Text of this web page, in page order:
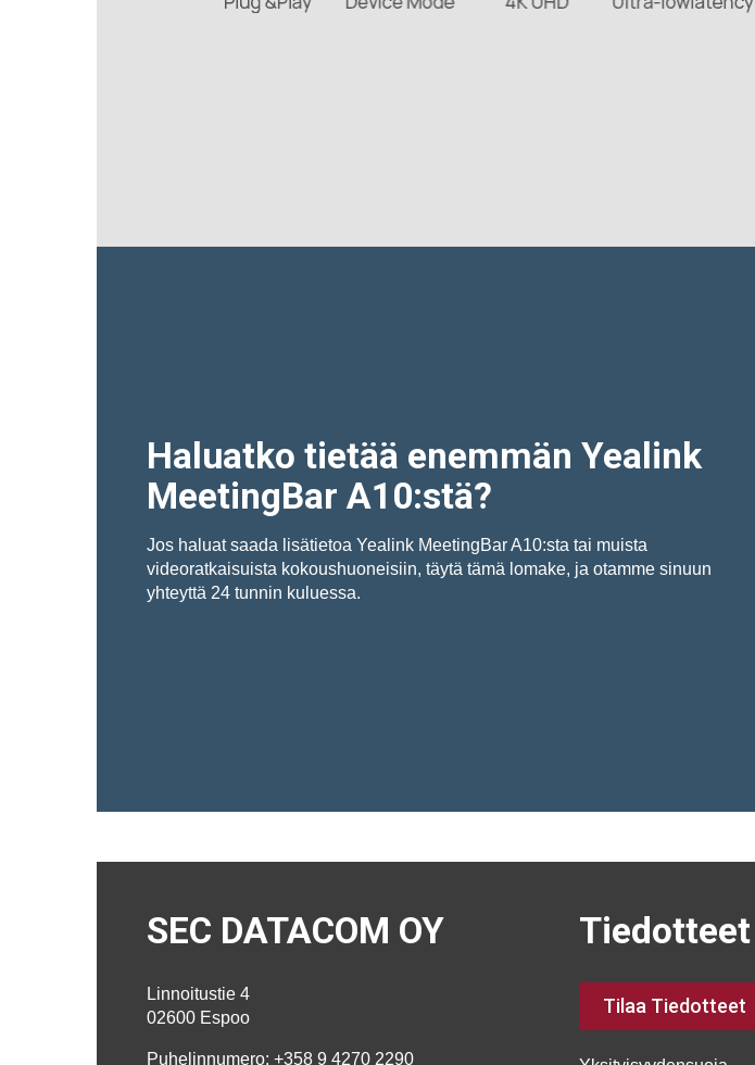
Haluatko tietää enemmän Yealink
MeetingBar A10:stä?
Jos haluat saada lisätietoa Yealink MeetingBar A10:sta tai muista
videoratkaisuista kokoushuoneisiin, täytä tämä lomake, ja otamme sinuun
yhteyttä 24 tunnin kuluessa.
SEC DATACOM OY
Linnoitustie 4
02600 Espoo
Puhelinnumero: +358 9 4270 2290
Tiedotteet
Tilaa Tiedotteet